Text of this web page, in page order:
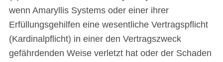
wenn Amaryllis Systems oder einer ihrer
Erfüllungsgehilfen eine wesentliche Vertragspflicht
(Kardinalpflicht) in einer den Vertragszweck
gefährdenden Weise verletzt hat oder der Schaden